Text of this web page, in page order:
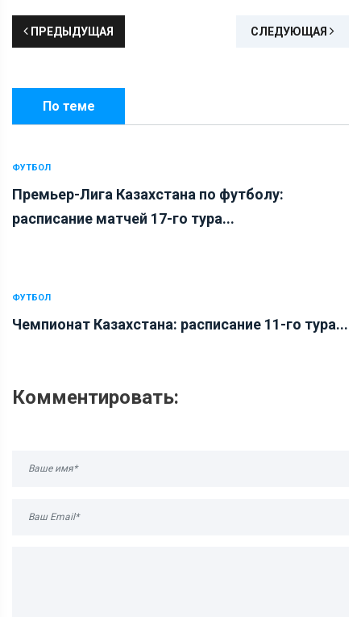
ПРЕДЫДУЩАЯ СЛЕДУЮЩАЯ
По теме
ФУТБОЛ
Премьер-Лига Казахстана по футболу:
расписание матчей 17-го тура...
ФУТБОЛ
Чемпионат Казахстана: расписание 11-го тура...
Комментировать: